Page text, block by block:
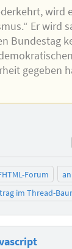
wird
Er wird
Bundestag
gegeben
Forum
im Thread-